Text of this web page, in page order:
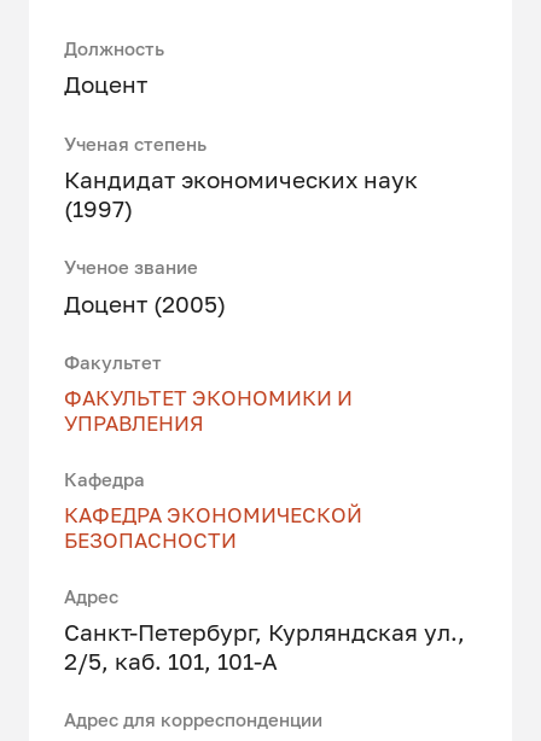
Должность
Доцент
Ученая степень
Кандидат экономических наук
(1997)
Ученое звание
Доцент (2005)
Факультет
ФАКУЛЬТЕТ ЭКОНОМИКИ И
УПРАВЛЕНИЯ
Кафедра
КАФЕДРА ЭКОНОМИЧЕСКОЙ
БЕЗОПАСНОСТИ
Адрес
Санкт-Петербург, Курляндская ул.,
2/5, каб. 101, 101-А
Адрес для корреспонденции